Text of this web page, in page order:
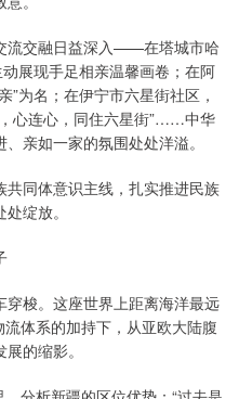
流交融日益深入——在塔城市哈
展现手足相亲温馨画卷；在阿
”为名；在伊宁市六星街社区，
心连心，同住六星街”……中华
亲如一家的氛围处处洋溢。
同体意识主线，扎实推进民族
绽放。
梭。这座世界上距离海洋最远
体系的加持下，从亚欧大陆腹
的缩影。